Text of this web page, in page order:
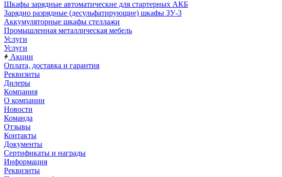
Шкафы зарядные автоматические для стартерных АКБ
Зарядно разрядные (десульфатирующие) шкафы ЗУ-3
Аккумуляторные шкафы стеллажи
Промышленная металлическая мебель
Услуги
Услуги
Акции
Оплата, доставка и гарантия
Реквизиты
Дилеры
Компания
О компании
Новости
Команда
Отзывы
Контакты
Документы
Сертификаты и награды
Информация
Реквизиты